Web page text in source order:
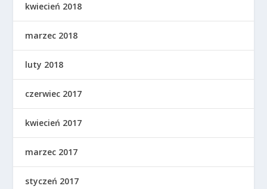
kwiecień 2018
marzec 2018
luty 2018
czerwiec 2017
kwiecień 2017
marzec 2017
styczeń 2017